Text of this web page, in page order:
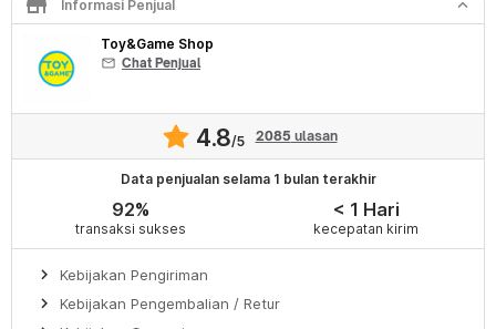
Informasi Penjual keyboard_arrow_down
Toy&Game Shop
mail Chat Penjual
4.8/5 2085 ulasan
Data penjualan selama 1 bulan terakhir
92%
transaksi sukses
< 1 Hari
kecepatan kirim
keyboard_arrow_right Kebijakan Pengiriman
keyboard_arrow_right Kebijakan Pengembalian / Retur